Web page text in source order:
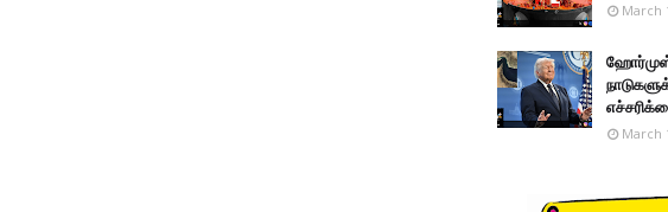
March
March